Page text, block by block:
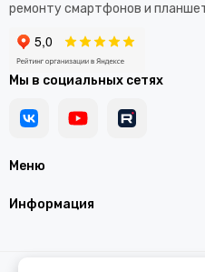
Меню
Информация
ремонту смартфонов и
Мы в социальных сетях